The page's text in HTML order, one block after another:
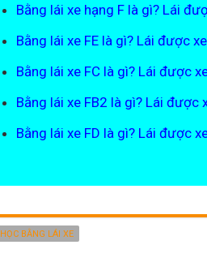
Bằng lái xe hạng F là gì? Lái
Bằng lái xe FE là gì? Lái được
Bằng lái xe FC là gì? Lái được
Bằng lái xe FB2 là gì? Lái được
Bằng lái xe FD là gì? Lái được
HỌC BẰNG LÁI XE